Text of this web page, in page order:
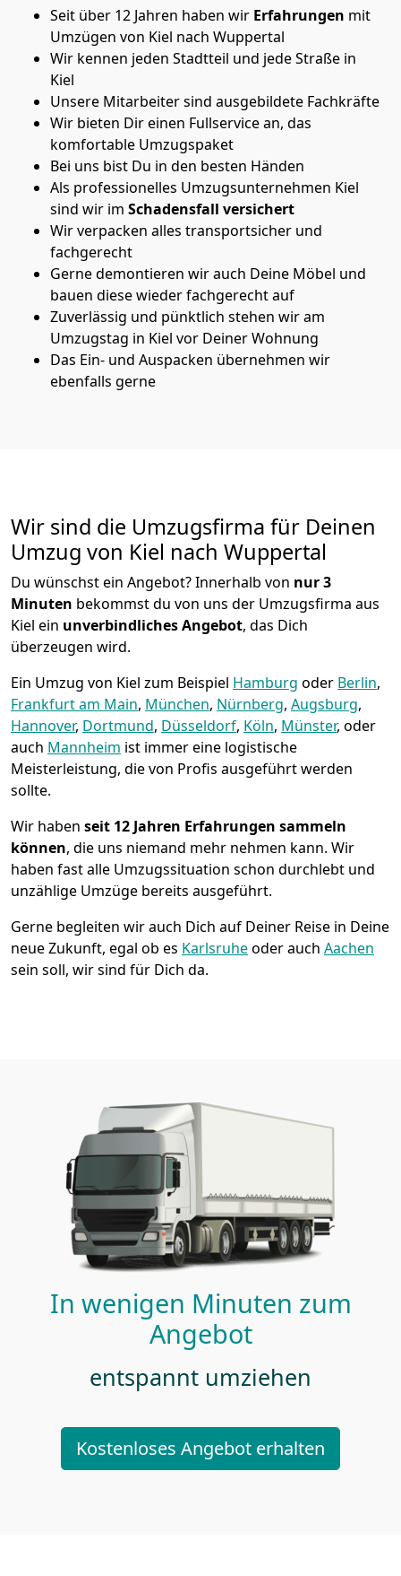
Seit über 12 Jahren haben wir Erfahrungen mit
Umzügen von Kiel nach Wuppertal
Wir kennen jeden Stadtteil und jede Straße in
Kiel
Unsere Mitarbeiter sind ausgebildete Fachkräfte
Wir bieten Dir einen Fullservice an, das
komfortable Umzugspaket
Bei uns bist Du in den besten Händen
Als professionelles Umzugsunternehmen Kiel
sind wir im Schadensfall versichert
Wir verpacken alles transportsicher und
fachgerecht
Gerne demontieren wir auch Deine Möbel und
bauen diese wieder fachgerecht auf
Zuverlässig und pünktlich stehen wir am
Umzugstag in Kiel vor Deiner Wohnung
Das Ein- und Auspacken übernehmen wir
ebenfalls gerne
Wir sind die Umzugsfirma für Deinen
Umzug von Kiel nach Wuppertal
Du wünschst ein Angebot? Innerhalb von nur 3
Minuten bekommst du von uns der Umzugsfirma aus
Kiel ein unverbindliches Angebot, das Dich
überzeugen wird.
Ein Umzug von Kiel zum Beispiel Hamburg oder Berlin,
Frankfurt am Main, München, Nürnberg, Augsburg,
Hannover, Dortmund, Düsseldorf, Köln, Münster, oder
auch Mannheim ist immer eine logistische
Meisterleistung, die von Profis ausgeführt werden
sollte.
Wir haben seit 12 Jahren Erfahrungen sammeln
können, die uns niemand mehr nehmen kann. Wir
haben fast alle Umzugssituation schon durchlebt und
unzählige Umzüge bereits ausgeführt.
Gerne begleiten wir auch Dich auf Deiner Reise in Deine
neue Zukunft, egal ob es Karlsruheoder auch Aachen
sein soll, wir sind für Dich da.
In wenigen Minuten zum
Angebot
entspannt umziehen
Kostenloses Angebot erhalten